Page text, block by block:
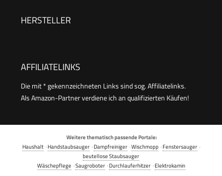
HERSTELLER
AFFILIATELINKS
Die mit * gekennzeichneten Links sind sog. Affiliatelinks.
Als Amazon-Partner verdiene ich an qualifizierten Käufen!
Weitere thematisch passende Portale:
Haushalt·Handstaubsauger·Dampfreiniger·Wischmopp·Fenstersauger·
beutellose Staubsauger
Wäschepflege ·Saugroboter·Durchlauferhitzer·Elektrokamin